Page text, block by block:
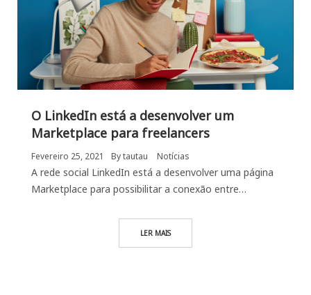
O LinkedIn está a desenvolver um
Marketplace para freelancers
Fevereiro 25, 2021 Bytautau Notícias
A rede social LinkedIn está a desenvolver uma página
Marketplace para possibilitar a conexão entre…
LER MAIS